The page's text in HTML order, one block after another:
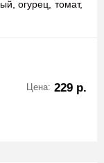
огурец, томат,
Цена: 229 р.